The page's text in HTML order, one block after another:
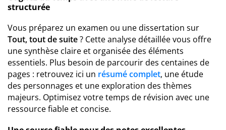
structurée
Vous préparez un examen ou une dissertation sur
Tout, tout de suite? Cette analyse détaillée vous offre
une synthèse claire et organisée des éléments
essentiels. Plus besoin de parcourir des centaines de
pages : retrouvez ici un résumé complet, une étude
des personnages et une exploration des thèmes
majeurs. Optimisez votre temps de révision avec une
ressource fiable et concise.